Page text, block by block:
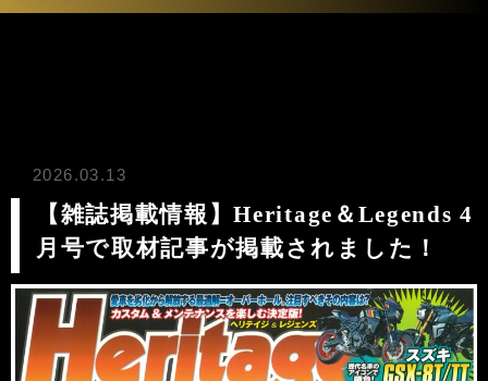
2026.03.13
【雑誌掲載情報】Heritage＆Legends 4
月号で取材記事が掲載されました！